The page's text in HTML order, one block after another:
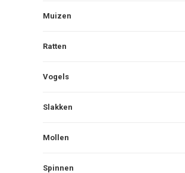
Muizen
Ratten
Vogels
Slakken
Mollen
Spinnen